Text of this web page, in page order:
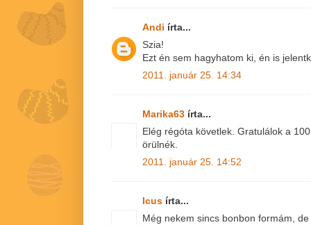
Andi írta...
Szia!
Ezt én sem hagyhatom ki, én is
2011. január 25. 14:34
Marika63 írta...
Elég régóta követlek. Gratulálok a
örülnék.
2011. január 25. 14:52
Icus írta...
Még nekem sincs bonbon formám,